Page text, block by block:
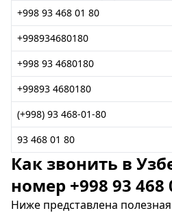
+998 93 468 01 80
+998934680180
+998 93 4680180
+99893 4680180
(+998) 93 468-01-80
93 468 01 80
Как звонить в
номер +998 93 468
Ниже представлена